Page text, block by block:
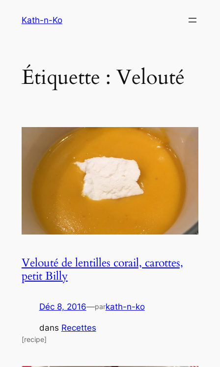
Kath-n-Ko
Étiquette : Velouté
Velouté de lentilles corail, carottes,
petit Billy
Déc 8, 2016—parkath-n-ko
dans Recettes
[recipe]